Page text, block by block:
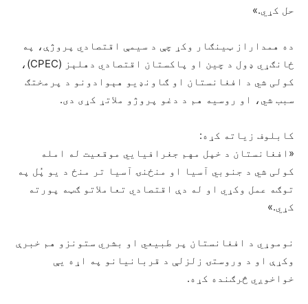
حل کړي.»
ده همداراز ټینګار وکړ چې د سیمې اقتصادي پروژې، په
ځانګړي ډول د چین او پاکستان اقتصادي دهلېز (CPEC)،
کولی شي د افغانستان او ګاونډیو هېوادونو د پرمختګ
سبب شي، او روسیه هم د دغو پروژو ملاتړ کړی دی.
کابلوف زیاته کړه:
«افغانستان د خپل مهم جغرافیایي موقعیت له امله
کولی شي د جنوبي آسیا او منځنۍ آسیا تر منځ د یو پُل په
توګه عمل وکړي او له دې اقتصادي تعاملاتو ګټه پورته
کړي.»
نوموړي د افغانستان پر طبیعي او بشري ستونزو هم خبرې
وکړې او د وروستۍ زلزلې د قربانیانو په اړه یې
خواخوږي څرګنده کړه.